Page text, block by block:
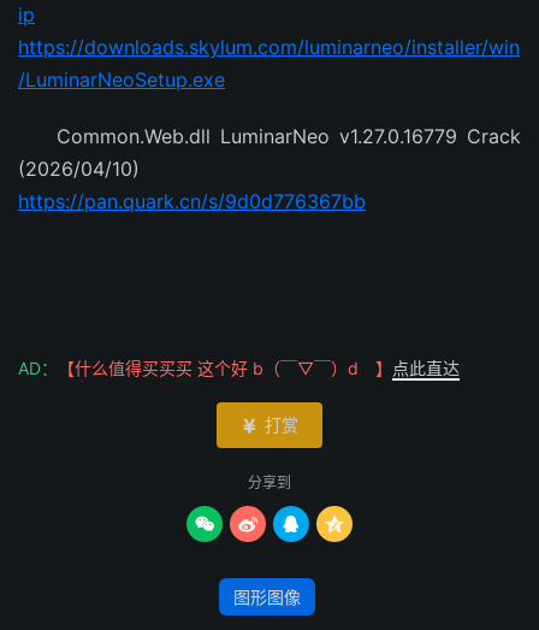
ip
https://downloads.skylum.com/luminarneo/installer/win
/LuminarNeoSetup.exe
Common.Web.dll LuminarNeo v1.27.0.16779 Crack
(2026/04/10)
https://pan.quark.cn/s/9d0d776367bb
AD： 【什么值得买买买 这个好 b（￣▽￣）d 】 点此直达
 打赏
分享到
   
图形图像